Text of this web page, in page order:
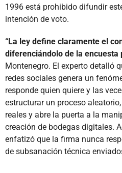
1996 está prohibido difundir
intención de voto.
“La ley define claramente el
diferenciándolo de la encuesta
Montenegro. El experto detalló
redes sociales genera un
responde quien quiere y las
estructurar un proceso
reales y abre la puerta a la
creación de bodegas digitales.
enfatizó que la firma nunca
de subsanación técnica